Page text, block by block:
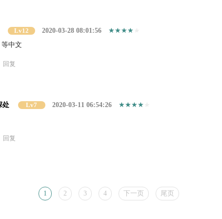
Lv12
2020-03-28 08:01:56
中文
回复
处 Lv7
2020-03-11 06:54:26
回复
1 2 3 4 下一页 尾页